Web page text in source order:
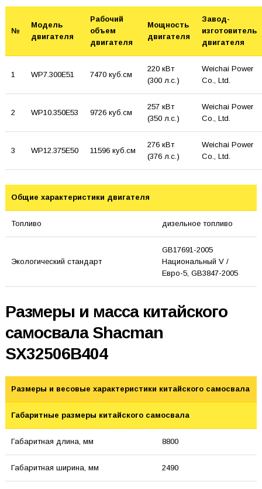
№
Модель
двигателя
Рабочий
объем
двигателя
Мощность
двигателя
Завод-
изготовитель
двигателя
1 WP7.300E51 7470 куб.см
220 кВт
(300 л.с.)
Weichai Power
Co., Ltd.
2 WP10.350E53 9726 куб.см
257 кВт
(350 л.с.)
Weichai Power
Co., Ltd.
3 WP12.375E50 11596 куб.см
276 кВт
(376 л.с.)
Weichai Power
Co., Ltd.
Общие характеристики двигателя
Топливо дизельное топливо
Экологический стандарт
GB17691-2005
Национальный V /
Евро-5, GB3847-2005
Размеры и масса китайского
самосвала Shacman
SX32506B404
Размеры и весовые характеристики китайского самосвала
Габаритные размеры китайского самосвала
Габаритная длина, мм 8800
Габаритная ширина, мм 2490